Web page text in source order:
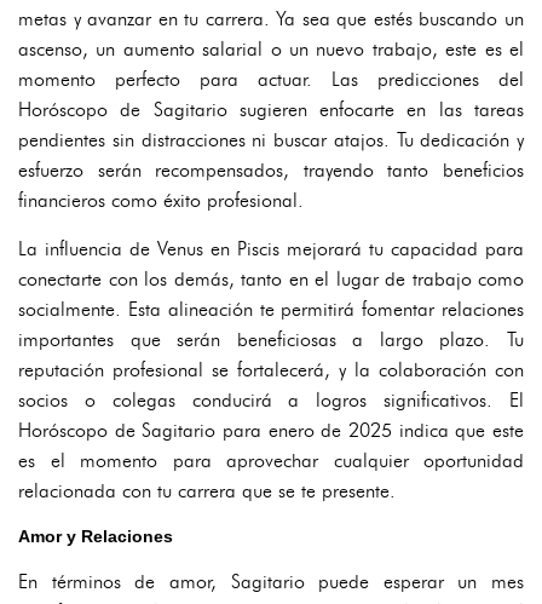
metas y avanzar en tu carrera. Ya sea que estés buscando un
ascenso, un aumento salarial o un nuevo trabajo, este es el
momento perfecto para actuar. Las predicciones del
Horóscopo de Sagitario sugieren enfocarte en las tareas
pendientes sin distracciones ni buscar atajos. Tu dedicación y
esfuerzo serán recompensados, trayendo tanto beneficios
financieros como éxito profesional.
La influencia de Venus en Piscis mejorará tu capacidad para
conectarte con los demás, tanto en el lugar de trabajo como
socialmente. Esta alineación te permitirá fomentar relaciones
importantes que serán beneficiosas a largo plazo. Tu
reputación profesional se fortalecerá, y la colaboración con
socios o colegas conducirá a logros significativos. El
Horóscopo de Sagitario para enero de 2025 indica que este
es el momento para aprovechar cualquier oportunidad
relacionada con tu carrera que se te presente.
Amor y Relaciones
En términos de amor, Sagitario puede esperar un mes